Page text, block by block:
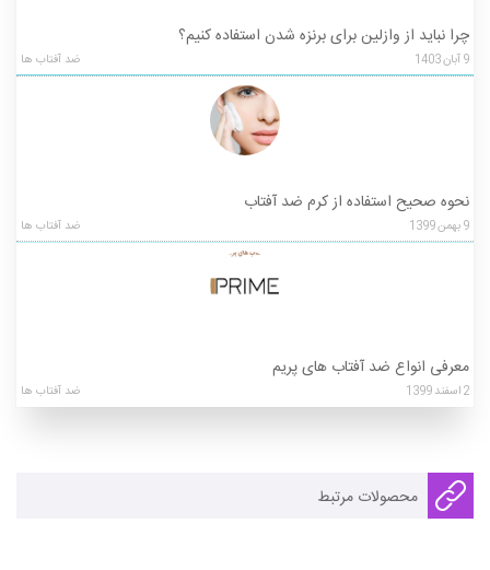
چرا نباید از وازلین برای برنزه شدن استفاده کنیم؟
9آبان1403 ضد آفتاب ها
نحوه صحیح استفاده از کرم ضد آفتاب
9بهمن1399 ضد آفتاب ها
معرفی انواع ضد آفتاب های پریم
2اسفند1399 ضد آفتاب ها
محصولات مرتبط